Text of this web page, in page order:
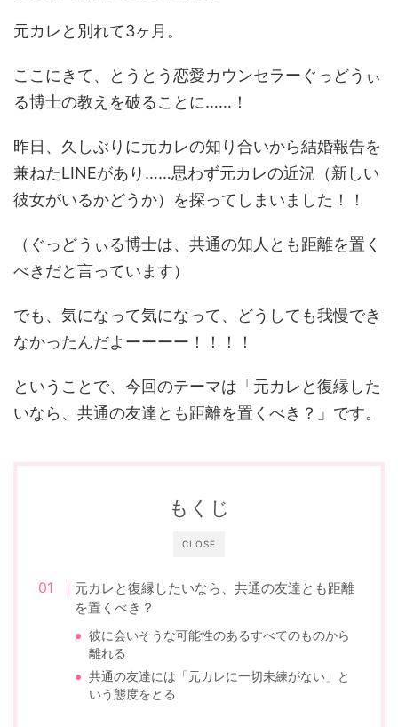
元カレと別れて3ヶ月。
ここにきて、とうとう恋愛カウンセラーぐっどうぃ
る博士の教えを破ることに……！
昨日、久しぶりに元カレの知り合いから結婚報告を
兼ねたLINEがあり……思わず元カレの近況（新しい
彼女がいるかどうか）を探ってしまいました！！
（ぐっどうぃる博士は、共通の知人とも距離を置く
べきだと言っています）
でも、気になって気になって、どうしても我慢でき
なかったんだよーーーー！！！！
ということで、今回のテーマは「元カレと復縁した
いなら、共通の友達とも距離を置くべき？」です。
CLOSE
もくじ
元カレと復縁したいなら、共通の友達とも距離
を置くべき？
彼に会いそうな可能性のあるすべてのものから
離れる
共通の友達には「元カレに一切未練がない」と
いう態度をとる